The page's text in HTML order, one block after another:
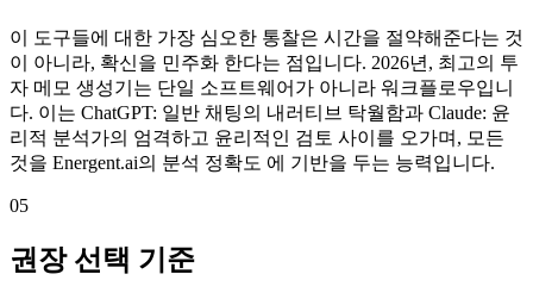
이 도구들에 대한 가장 심오한 통찰은 시간을 절약해준다는 것
이 아니라, 확신을 민주화 한다는 점입니다. 2026년, 최고의 투
자 메모 생성기는 단일 소프트웨어가 아니라 워크플로우입니
다. 이는 ChatGPT: 일반 채팅의 내러티브 탁월함과 Claude: 윤
리적 분석가의 엄격하고 윤리적인 검토 사이를 오가며, 모든
것을 Energent.ai의 분석 정확도 에 기반을 두는 능력입니다.
05
권장 선택 기준